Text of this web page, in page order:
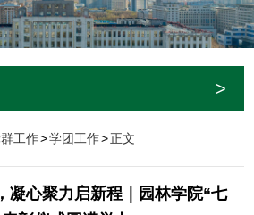
>
工作>学团工作>正文
凝心聚力启新程｜园林学院“七